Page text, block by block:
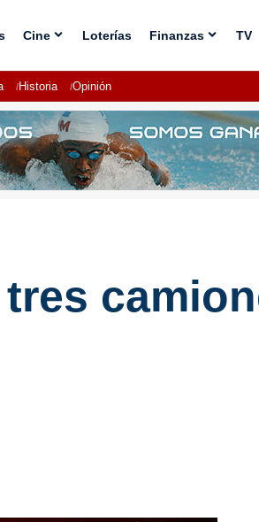
Cine Loterías Finanzas TV
Historia Opinión